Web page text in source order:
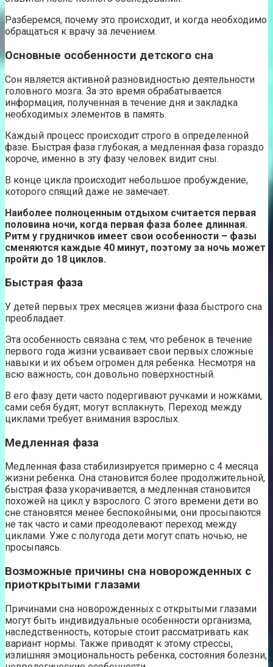
Разберемся, почему это происходит, и когда необходимо
обращаться к врачу за лечением.
Основные особенности детского сна
Сон является активной разновидностью деятельности
головного мозга. За это время обрабатывается
информация, полученная в течение дня и закладка
необходимых элементов в память.
Каждый процесс происходит строго в определенной
фазе. Быстрая фаза глубокая, а медленная фаза гораздо
короче, именно в эту фазу человек видит сны.
В конце цикла происходит небольшое пробуждение,
которого спящий даже не замечает.
Наиболее полноценным отдыхом считается первая
половина ночи, когда первая фаза более длинная.
Ритм у грудничков имеет свои особенности – фазы
сменяются каждые 40 минут, поэтому за ночь может
пройти до 18 циклов.
Быстрая фаза
У детей первых трех месяцев жизни фаза быстрого сна
преобладает.
Эта особенность связана с тем, что ребенок в течение
первого года жизни усваивает свои первых сложные
навыки и их объем огромен для ребенка. Несмотря на
всю важность, сон довольно поверхностный.
В его фазу дети часто подергивают ручками и ножками,
сами себя будят, могут всплакнуть. Переход между
циклами требует внимания взрослых.
Медленная фаза
Медленная фаза стабилизируется примерно с 4 месяца
жизни ребенка. Она становится более продолжительной,
быстрая фаза укорачивается, а медленная становится
похожей на цикл у взрослого. С этого времени дети во
сне становятся менее беспокойными, они просыпаются
не так часто и сами преодолевают переход между
циклами. Уже с полугода дети могут спать ночью, не
просыпаясь.
Возможные причины сна новорожденных с
приоткрытыми глазами
Причинами сна новорожденных с открытыми глазами
могут быть индивидуальные особенности организма,
наследственность, которые стоит рассматривать как
вариант нормы. Также приводят к этому стрессы,
излишняя эмоциональность ребенка, состояния болезни,